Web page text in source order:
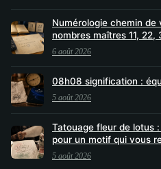
Numérologie chemin de
nombres maîtres 11,
6 août 2026
08h08 signification :
5 août 2026
Tatouage fleur de lotus
pour un motif qui vous
5 août 2026